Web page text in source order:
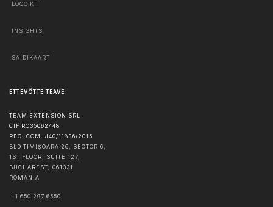
LOGO KIT
INSIGHTS
SAIDIKAART
ETTEVÕTTE TEAVE
TEAM EXTENSION SRL
CIF RO35062448
REG. COM. J40/11836/2015
BLD TIMIȘOARA 26, SECTOR 6,
1ST FLOOR, SUITE 127,
BUCHAREST, 061331
ROMANIA
+1 650 297 6550